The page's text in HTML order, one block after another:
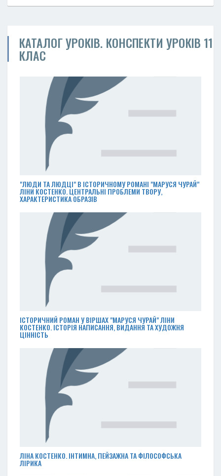
КАТАЛОГ УРОКІВ. КОНСПЕКТИ УРОКІВ 11
КЛАС
"ЛЮДИ ТА ЛЮДЦІ" В ІСТОРИЧНОМУ РОМАНІ "МАРУСЯ ЧУРАЙ"
ЛІНИ КОСТЕНКО. ЦЕНТРАЛЬНІ ПРОБЛЕМИ ТВОРУ,
ХАРАКТЕРИСТИКА ОБРАЗІВ
ІСТОРИЧНИЙ РОМАН У ВІРШАХ "МАРУСЯ ЧУРАЙ" ЛІНИ
КОСТЕНКО. ІСТОРІЯ НАПИСАННЯ, ВИДАННЯ ТА ХУДОЖНЯ
ЦІННІСТЬ
ЛІНА КОСТЕНКО. ІНТИМНА, ПЕЙЗАЖНА ТА ФІЛОСОФСЬКА
ЛІРИКА